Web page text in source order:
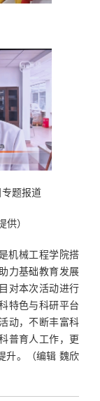
题报道
供）
机械工程学院搭
力基础教育发展
对本次活动进行
特色与科研平台
动，不断丰富科
普育人工作，更
升。（编辑 魏欣